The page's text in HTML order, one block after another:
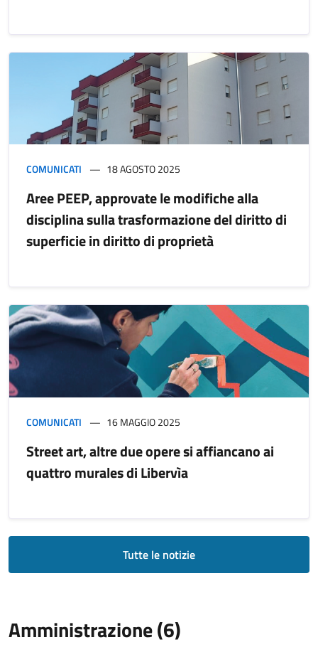
COMUNICATI 18 AGOSTO 2025
Aree PEEP, approvate le modifiche alla
disciplina sulla trasformazione del diritto di
superficie in diritto di proprietà
COMUNICATI 16 MAGGIO 2025
Street art, altre due opere si affiancano ai
quattro murales di Libervìa
Tutte le notizie
Amministrazione (6)